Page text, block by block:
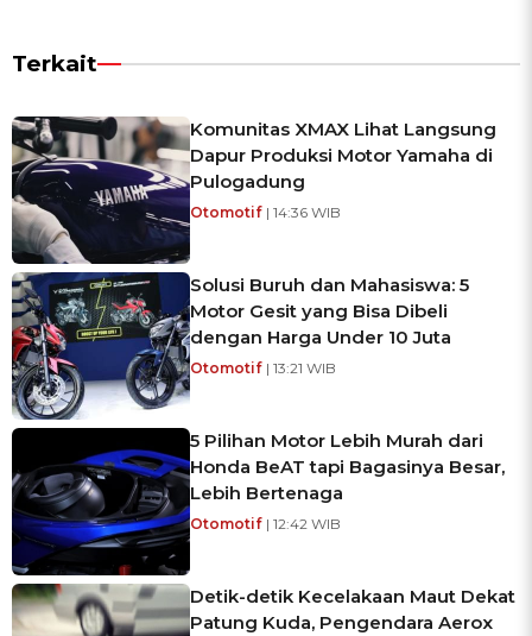
Terkait
Komunitas XMAX Lihat Langsung
Dapur Produksi Motor Yamaha di
Pulogadung
Otomotif | 14:36 WIB
Solusi Buruh dan Mahasiswa: 5
Motor Gesit yang Bisa Dibeli
dengan Harga Under 10 Juta
Otomotif | 13:21 WIB
5 Pilihan Motor Lebih Murah dari
Honda BeAT tapi Bagasinya Besar,
Lebih Bertenaga
Otomotif | 12:42 WIB
Detik-detik Kecelakaan Maut Dekat
Patung Kuda, Pengendara Aerox